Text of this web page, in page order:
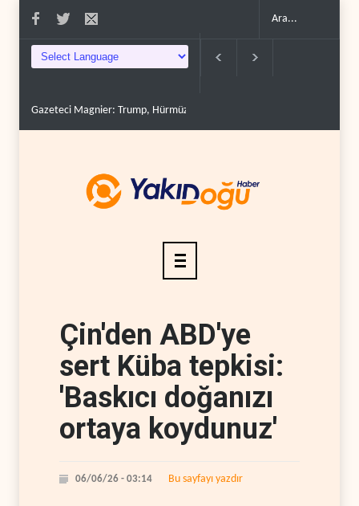
Gazeteci Magnier: Trump, Hürmüz Boğazı denetimini doğru..
Çin'den ABD'ye
sert Küba tepkisi:
'Baskıcı doğanızı
ortaya koydunuz'
06/06/26 - 03:14 Bu sayfayı yazdır